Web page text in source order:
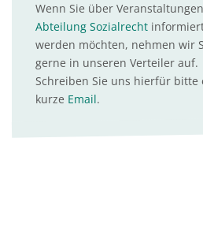
Wenn Sie über
Abteilung Sozialrecht
werden möchten, nehmen wir
gerne in unseren Verteiler auf.
Schreiben Sie uns hierfür bitte
kurze Email.